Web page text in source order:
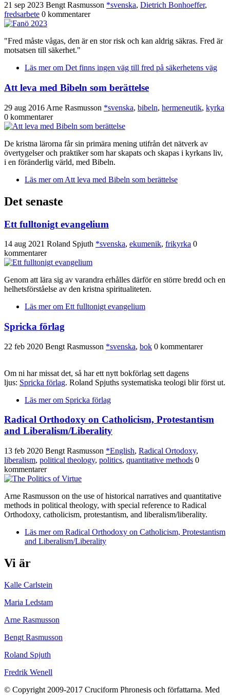
21 sep 2023 Bengt Rasmusson *svenska, Dietrich Bonhoeffer,
fredsarbete 0 kommentarer
"Fred måste vågas, den är en stor risk och kan aldrig säkras. Fred är
motsatsen till säkerhet."
Läs merom Det finns ingen väg till fred på säkerhetens väg
Att leva med Bibeln som berättelse
29 aug 2016 Arne Rasmusson *svenska, bibeln, hermeneutik, kyrka
0 kommentarer
De kristna lärorna får sin primära mening utifrån det nätverk av
övertygelser och praktiker som har skapats och skapas i kyrkans liv,
i en föränderlig värld, med Bibeln.
Läs merom Att leva med Bibeln som berättelse
Det senaste
Ett fulltonigt evangelium
14 aug 2021 Roland Spjuth *svenska, ekumenik, frikyrka 0
kommentarer
Genom att lära sig av varandra erhålles därför en större bredd och en
helhetsförståelse av den kristna spiritualiteten.
Läs merom Ett fulltonigt evangelium
Spricka förlag
22 feb 2020 Bengt Rasmusson *svenska, bok 0 kommentarer
Om ni har missat det, så har ett nytt bokförlag sett dagens
ljus: Spricka förlag. Roland Spjuths systematiska teologi blir först ut.
Läs merom Spricka förlag
Radical Orthodoxy on Catholicism, Protestantism
and Liberalism/Liberality
13 feb 2020 Bengt Rasmusson *English, Radical Ortodoxy,
liberalism, political theology, politics, quantitative methods 0
kommentarer
Arne Rasmusson on the use of historical narratives and quantitative
methods in political theology, with special reference to Radical
Orthodoxy, catholicism, protestantism, and liberalism/liberality.
Läs merom Radical Orthodoxy on Catholicism, Protestantism
and Liberalism/Liberality
Vi är
Kalle Carlstein
Maria Ledstam
Arne Rasmusson
Bengt Rasmusson
Roland Spjuth
Fredrik Wenell
© Copyright 2009-2017 Cruciform Phronesis och författarna. Med